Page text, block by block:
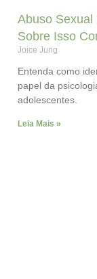
Abuso Sexual
Sobre Isso
Joice Jung
Entenda como
papel da
adolescentes.
Leia Mais »